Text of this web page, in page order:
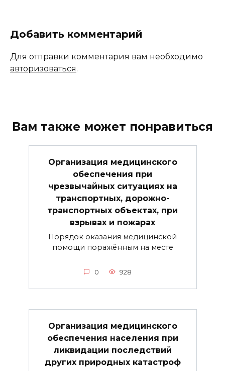
Добавить комментарий
Для отправки комментария вам необходимо
авторизоваться.
Вам также может понравиться
Организация медицинского
обеспечения при
чрезвычайных ситуациях на
транспортных, дорожно-
транспортных объектах, при
взрывах и пожарах
Порядок оказания медицинской
помощи поражённым на месте
0 928
Организация медицинского
обеспечения населения при
ликвидации последствий
других природных катастроф